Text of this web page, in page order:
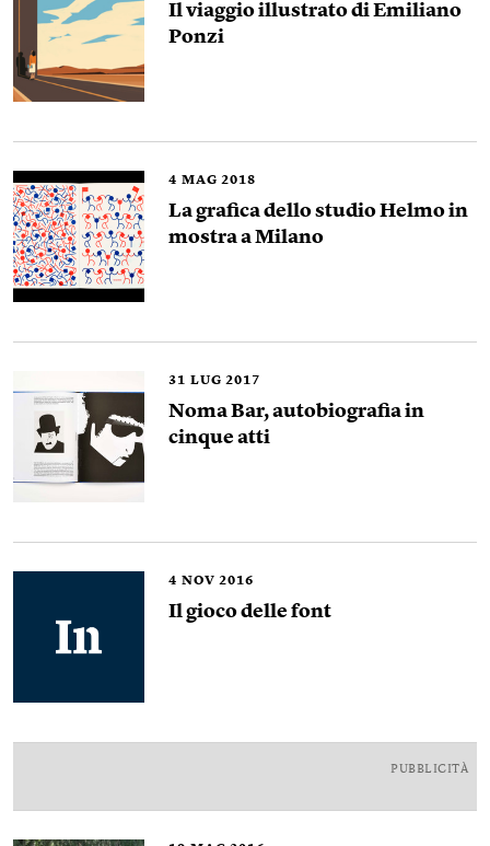
Il viaggio illustrato di Emiliano
Ponzi
4 MAG 2018
La grafica dello studio Helmo in
mostra a Milano
31 LUG 2017
Noma Bar, autobiografia in
cinque atti
4 NOV 2016
Il gioco delle font
PUBBLICITÀ